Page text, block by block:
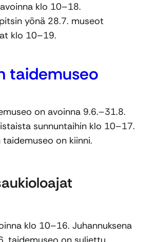
klo 10–18.
yönä 28.7. museot
klo 10–19.
taidemuseo
on avoinna 9.6.–31.8.
sunnuntaihin klo 10–17.
taidemuseo on kiinni.
klo 10–16. Juhannuksena